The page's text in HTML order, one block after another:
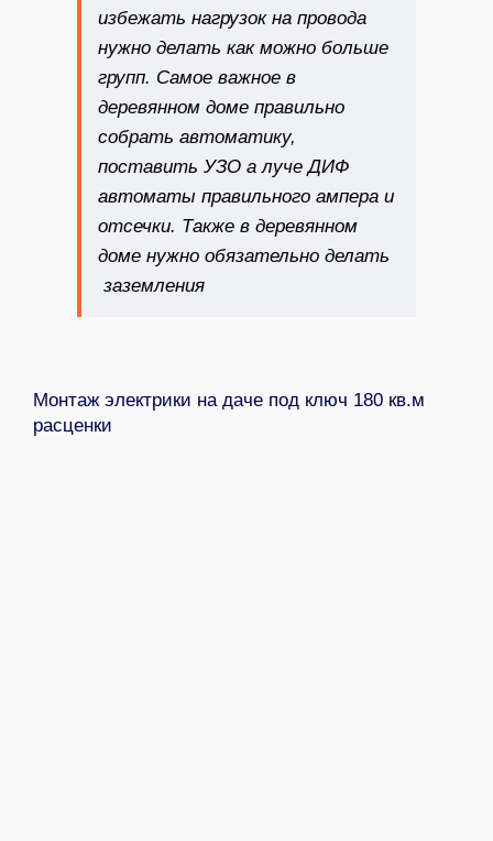
избежать нагрузок на провода
нужно делать как можно больше
групп. Самое важное в
деревянном доме правильно
собрать автоматику,
поставить УЗО а луче ДИФ
автоматы правильного ампера и
отсечки. Также в деревянном
доме нужно обязательно делать
заземления
Монтаж электрики на даче под ключ 180 кв.м
расценки